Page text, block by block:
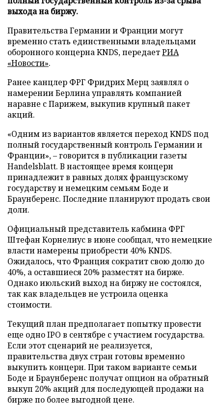
выхода на биржу.
Правительства Германии и Франции могут
временно стать единственными владельцами
оборонного концерна KNDS, передаетРИА
«Новости».
Ранее канцлер ФРГ Фридрих Мерц заявлял о
намерении Берлина управлять компанией
наравне с Парижем, выкупив крупный пакет
акций.
«Одним из вариантов является переход KNDS под
полный государственный контроль Германии и
Франции», – говорится в публикации газеты
Handelsblatt. В настоящее время концерн
принадлежит в равных долях французскому
государству и немецким семьям Боде и
Браунберенс. Последние планируют продать свои
доли.
Официальный представитель кабмина ФРГ
Штефан Корнелиус в июне сообщал, что немецкие
власти намерены приобрести 40% KNDS.
Ожидалось, что Франция сократит свою долю до
40%, а оставшиеся 20% разместят на бирже.
Однако июльский выход на биржу не состоялся,
так как владельцев не устроила оценка
стоимости.
Текущий план предполагает попытку провести
еще одно IPO в сентябре с участием государства.
Если этот сценарий не реализуется,
правительства двух стран готовы временно
выкупить концерн. При таком варианте семьи
Боде и Браунберенс получат опцион на обратный
выкуп 20% акций для последующей продажи на
бирже по более выгодной цене.